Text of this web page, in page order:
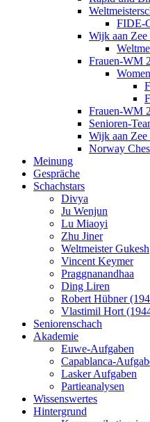
FIDE-
Wijk aan Zee
Frauen-WM
Frauen-WM
Senioren-
Wijk aan Zee
Norway
Meinung
Gespräche
Schachstars
Divya
Ju Wenjun
Lu Miaoyi
Zhu Jiner
Weltmeister Gukesh
Vincent Keymer
Praggnanandhaa
Ding Liren
Robert Hübner
Vlastimil Hort
Seniorenschach
Akademie
Euwe-Aufgaben
Capablanca-
Lasker Aufgaben
Partieanalysen
Wissenswertes
Hintergrund